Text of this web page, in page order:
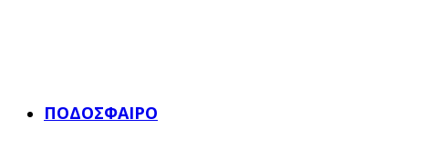
ΠΟΔΌΣΦΑΙΡΟ